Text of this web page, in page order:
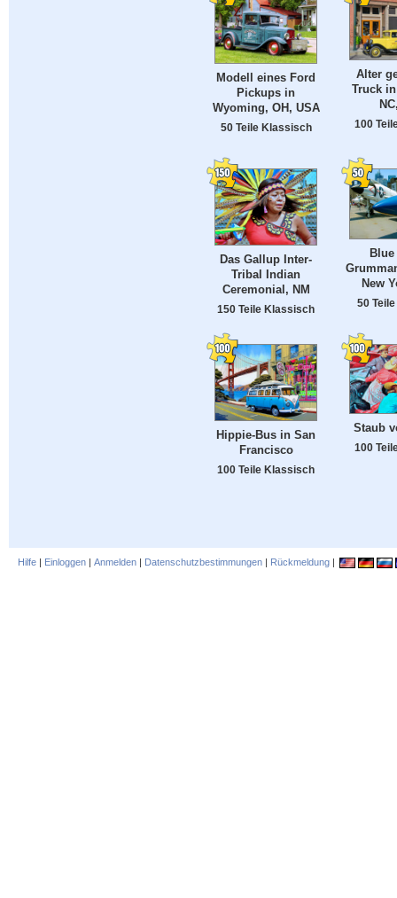
Modell eines Ford
Pickups in
Wyoming, OH, USA
50 Teile Klassisch
Alter
Truck
100
Das Gallup Inter-
Tribal Indian
Ceremonial, NM
150 Teile Klassisch
New
50
Hippie-Bus in San
Francisco
100 Teile Klassisch
Staub
100
Hilfe | Einloggen | Anmelden | Datenschutzbestimmungen | Rückmeldung |